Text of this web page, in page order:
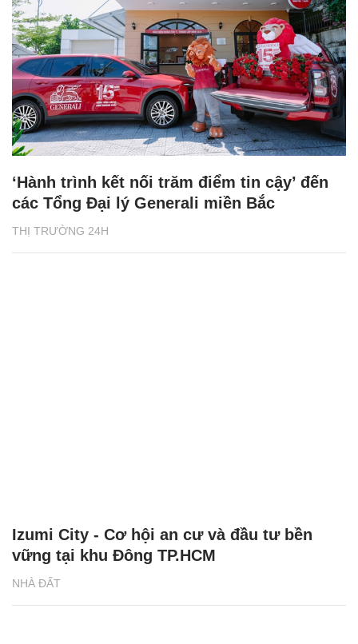
THỊ TRƯỜNG 24H
‘Hành trình kết nối trăm điểm tin cậy’ đến
các Tổng Đại lý Generali miền Bắc
NHÀ ĐẤT
Izumi City - Cơ hội an cư và đầu tư bền
vững tại khu Đông TP.HCM